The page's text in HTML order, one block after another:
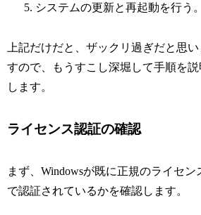
システムの更新と再起動を行う。
上記だけだと、ザックリ過ぎだと思い
すので、もうすこし深堀して手順を説
します。
ライセンス認証の確認
まず、Windowsが既に正規のライセン
で認証されているかを確認します。